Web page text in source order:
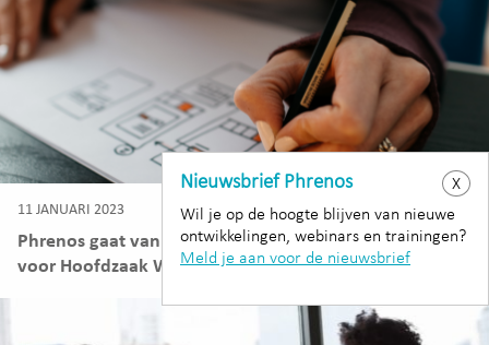
11 JANUARI 2023
Phrenos gaat van start met de landelijke werkmonitor
voor Hoofdzaak Werk!
X
Nieuwsbrief Phrenos
Wil je op de hoogte blijven van nieuwe
ontwikkelingen, webinars en trainingen?
Meld je aan voor de nieuwsbrief